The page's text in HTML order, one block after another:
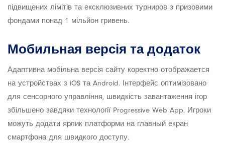
підвищених лімітів та ексклюзивних турниров з призовими
фондами понад 1 мільйон гривень.
Мобильная версія та додаток
Адаптивна мобільна версія сайту коректно отображается
на устройствах з iOS та Android. Інтерфейс оптимізовано
для сенсорного управління, швидкість завантаження ігор
збільшено завдяки технології Progressive Web App. Игроки
можуть додати ярлик платформи на главный екран
смартфона для швидкого доступу.